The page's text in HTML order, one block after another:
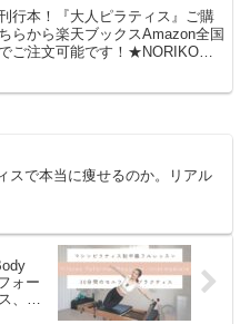
行本！『大人ピラティス』ご購
らから楽天ブックスAmazon全国
ご注文可能です！★NORIKO
スで本当に痩せるのか。リアル
ォー
、体